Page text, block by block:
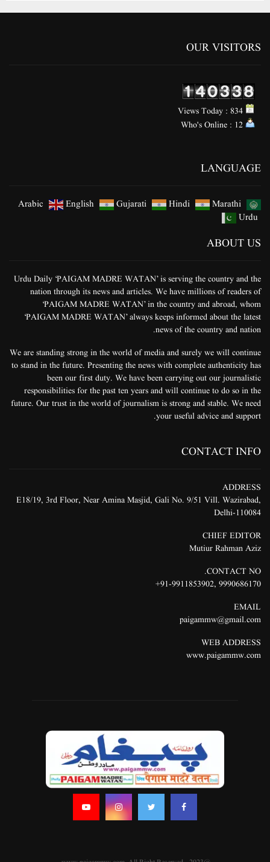
OUR VISITORS
LANGUAGE
Arabic English Gujarati Hindi
Marathi
Urdu
ABOUT US
Urdu Daily ‘PAIGAM MADRE WATAN’ is serving the country and the
nation through its news and articles. We have millions of readers of
‘PAIGAM MADRE WATAN’ in the country and abroad, whom
‘PAIGAM MADRE WATAN’ always keeps informed about the latest
news of the country and nation.
We are standing strong in the world of media and surely we will continue
to stand in the future. Presenting the news with complete authenticity has
been our first duty. We have been carrying out our journalistic
responsibilities for the past ten years and will continue to do so in the
future. Our trust in the world of journalism is strong and stable. We need
your useful advice and support.
CONTACT INFO
ADDRESS
E18/19, 3rd Floor, Near Amina Masjid, Gali No. 9/51 Vill. Wazirabad,
Delhi-110084
CHIEF EDITOR
Mutiur Rahman Aziz
CONTACT NO.
9990686170
,
91-9911853902+
EMAIL
paigammw@gmail.com
WEB ADDRESS
www.paigammw.com